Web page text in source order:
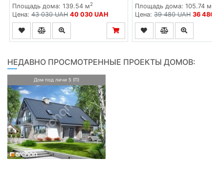
Площадь дома: 139.54 м2
Цена: 43 030 UAH 40 030 UAH
Площадь дома: 105.74 м
Цена:39 480 UAH 36 480
НЕДАВНО ПРОСМОТРЕННЫЕ ПРОЕКТЫ ДОМОВ:
Дом под личи 5 (П)